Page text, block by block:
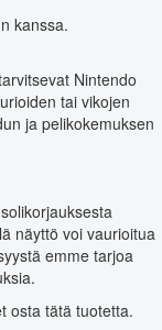
kanssa.
Nintendo
tai vikojen
ja pelikokemuksen
näyttö voi vaurioitua
emme tarjoa
osta tätä tuotetta.